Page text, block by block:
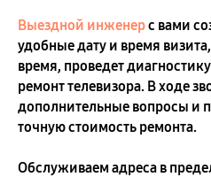
Выездной инженерс вами
удобные дату и время
время, проведет
ремонт телевизора. В ходе
дополнительные вопросы и
точную стоимость ремонта.
Обслуживаем адреса в